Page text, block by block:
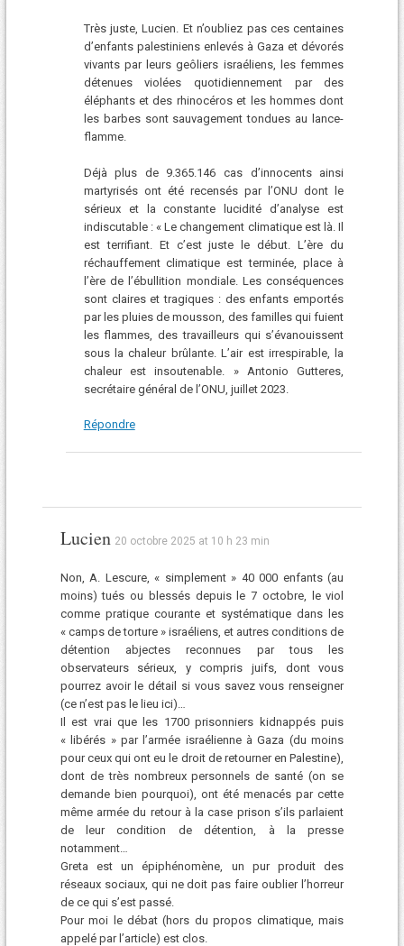
Très juste, Lucien. Et n’oubliez pas ces centaines
d’enfants palestiniens enlevés à Gaza et dévorés
vivants par leurs geôliers israéliens, les femmes
détenues violées quotidiennement par des
éléphants et des rhinocéros et les hommes dont
les barbes sont sauvagement tondues au lance-
flamme.
Déjà plus de 9.365.146 cas d’innocents ainsi
martyrisés ont été recensés par l’ONU dont le
sérieux et la constante lucidité d’analyse est
indiscutable : « Le changement climatique est là. Il
est terrifiant. Et c’est juste le début. L’ère du
réchauffement climatique est terminée, place à
l’ère de l’ébullition mondiale. Les conséquences
sont claires et tragiques : des enfants emportés
par les pluies de mousson, des familles qui fuient
les flammes, des travailleurs qui s’évanouissent
sous la chaleur brûlante. L’air est irrespirable, la
chaleur est insoutenable. » Antonio Gutteres,
secrétaire général de l’ONU, juillet 2023.
Répondre
Lucien 20 octobre 2025 at 10 h 23 min
Non, A. Lescure, « simplement » 40 000 enfants (au
moins) tués ou blessés depuis le 7 octobre, le viol
comme pratique courante et systématique dans les
« camps de torture » israéliens, et autres conditions de
détention abjectes reconnues par tous les
observateurs sérieux, y compris juifs, dont vous
pourrez avoir le détail si vous savez vous renseigner
(ce n’est pas le lieu ici)…
Il est vrai que les 1700 prisonniers kidnappés puis
« libérés » par l’armée israélienne à Gaza (du moins
pour ceux qui ont eu le droit de retourner en Palestine),
dont de très nombreux personnels de santé (on se
demande bien pourquoi), ont été menacés par cette
même armée du retour à la case prison s’ils parlaient
de leur condition de détention, à la presse
notamment…
Greta est un épiphénomène, un pur produit des
réseaux sociaux, qui ne doit pas faire oublier l’horreur
de ce qui s’est passé.
Pour moi le débat (hors du propos climatique, mais
appelé par l’article) est clos.